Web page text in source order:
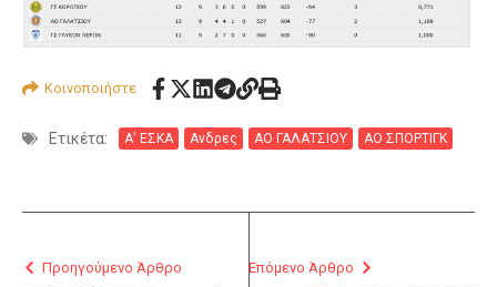
Κοινοποιήστε
Ετικέτα: Α' ΕΣΚΑ Ανδρες ΑΟ ΓΑΛΑΤΣΙΟΥ ΑΟ ΣΠΟΡΤΙΓΚ
Προηγούμενο Άρθρο Επόμενο Άρθρο